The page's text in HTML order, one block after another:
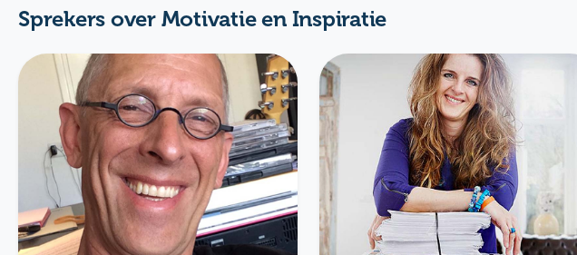
Sprekers over Motivatie en Inspiratie